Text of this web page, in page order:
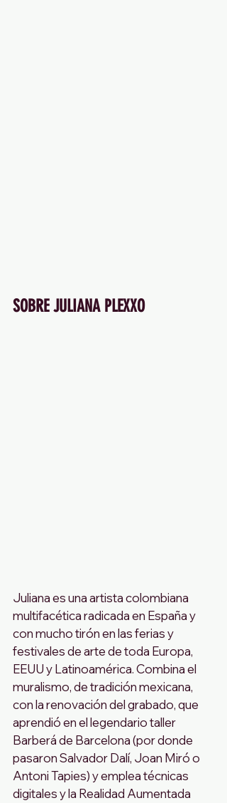
SOBRE JULIANA PLEXXO
Juliana es una artista colombiana
multifacética radicada en España y
con mucho tirón en las ferias y
festivales de arte de toda Europa,
EEUU y Latinoamérica. Combina el
muralismo, de tradición mexicana,
con la renovación del grabado, que
aprendió en el legendario taller
Barberá de Barcelona (por donde
pasaron Salvador Dalí, Joan Miró o
Antoni Tapies) y emplea técnicas
digitales y la Realidad Aumentada